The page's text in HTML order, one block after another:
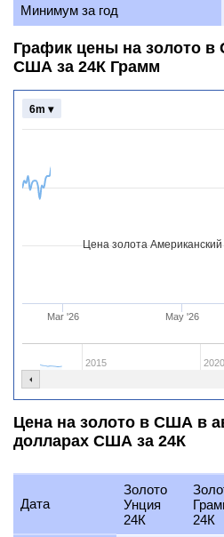
Минимум за год
График цены на золото
США за 24К Грамм
Цена золота
Mar '26 May '26
2015 2020
6m ▾
Цена на золото в США в
долларах США за 24К
Дата
Золото
Унция
24К
24К